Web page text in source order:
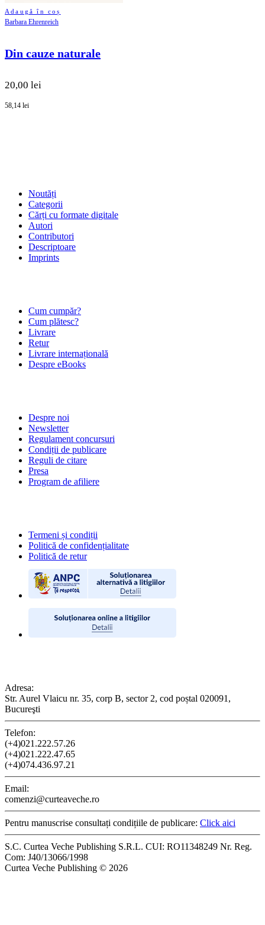
Adaugă în coș
Barbara Ehrenreich
Din cauze naturale
20,00 lei
58,14 lei
Noutăți
Categorii
Cărți cu formate digitale
Autori
Contributori
Descriptoare
Imprints
Cum cumpăr?
Cum plătesc?
Livrare
Retur
Livrare internațională
Despre eBooks
Despre noi
Newsletter
Regulament concursuri
Condiții de publicare
Reguli de citare
Presa
Program de afiliere
Termeni și condiții
Politică de confidențialitate
Politică de retur
Adresa:
Str. Aurel Vlaicu nr. 35, corp B, sector 2, cod poștal 020091,
Bucureşti
Telefon:
(+4)021.222.57.26
(+4)021.222.47.65
(+4)074.436.97.21
Email:
comenzi@curteaveche.ro
Pentru manuscrise consultați condițiile de publicare: Click aici
S.C. Curtea Veche Publishing S.R.L. CUI: RO11348249 Nr. Reg.
Com: J40/13066/1998
Curtea Veche Publishing © 2026